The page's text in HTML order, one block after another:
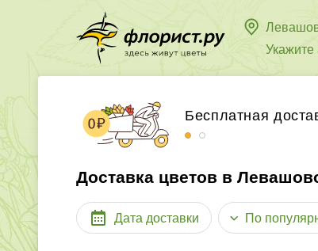
Укажите
Бесплатная
Принимаем к
Доставка цветов в
Дата доставки По